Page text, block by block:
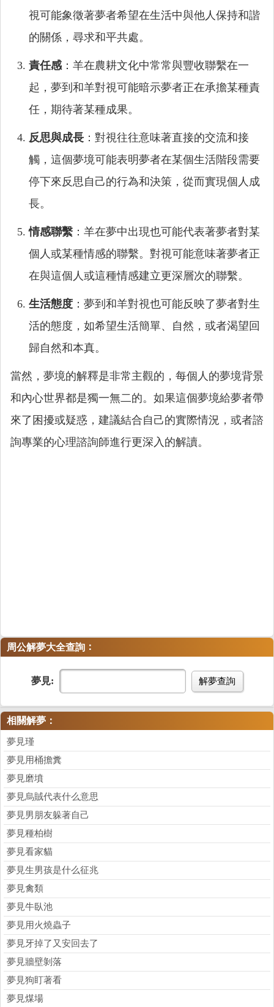
視可能象徵著夢者希望在生活中與他人保持和諧
的關係，尋求和平共處。
責任感：羊在農耕文化中常常與豐收聯繫在一
起，夢到和羊對視可能暗示夢者正在承擔某種責
任，期待著某種成果。
反思與成長 ：對視往往意味著直接的交流和接
觸，這個夢境可能表明夢者在某個生活階段需要
停下來反思自己的行為和決策，從而實現個人成
長。
情感聯繫 ：羊在夢中出現也可能代表著夢者對某
個人或某種情感的聯繫。對視可能意味著夢者正
在與這個人或這種情感建立更深層次的聯繫。
生活態度 ：夢到和羊對視也可能反映了夢者對生
活的態度，如希望生活簡單、自然，或者渴望回
歸自然和本真。
當然，夢境的解釋是非常主觀的，每個人的夢境背景
和內心世界都是獨一無二的。如果這個夢境給夢者帶
來了困擾或疑惑，建議結合自己的實際情況，或者諮
詢專業的心理諮詢師進行更深入的解讀。
周公解夢大全查詢 ：
夢見: 解夢查詢
相關解夢：
夢見瑾
夢見用桶擔糞
夢見磨墳
夢見烏賊代表什么意思
夢見男朋友躲著自己
夢見種柏樹
夢見看家貓
夢見生男孩是什么征兆
夢見禽類
夢見牛臥池
夢見用火燒蟲子
夢見牙掉了又安回去了
夢見牆壁剝落
夢見狗盯著看
夢見煤場